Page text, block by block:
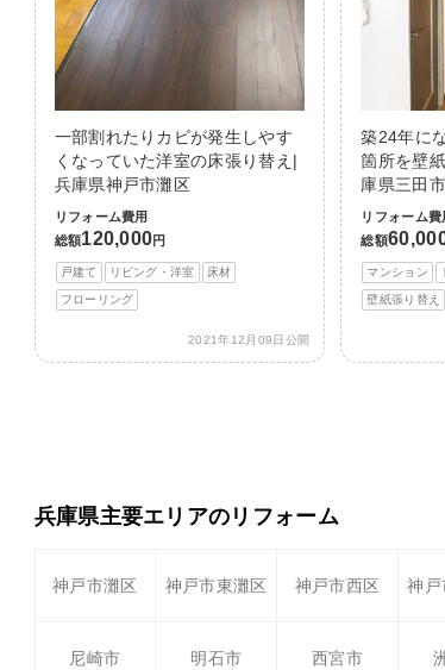
一部割れたりカビが発生しやす
くなっていた洋室の床張り替え|
兵庫県神戸市灘区
リフォーム費用
総額120,000円
戸建て リビング・洋室 床材
フローリング
2021年12月09日公開
築24年に
箇所を壁
庫県三田市
リフォーム費
総額
マンション
壁紙張り替え
兵庫県主要エリアのリフォーム
神戸市灘区 神戸市東灘区 神戸市西区 神戸
尼崎市 明石市 西宮市